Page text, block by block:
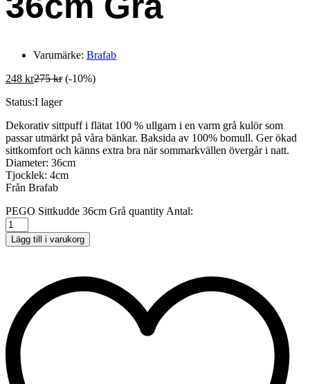
Varumärke: Brafab
248 kr275kr (-10%)
Status:I lager
Dekorativ sittpuff i flätat 100 % ullgarn i en varm grå kulör som
passar utmärkt på våra bänkar. Baksida av 100% bomull. Ger ökad
sittkomfort och känns extra bra när sommarkvällen övergår i natt.
Diameter: 36cm
Tjocklek: 4cm
Från Brafab
PEGO Sittkudde 36cm Grå quantity Antal:
Lägg till i varukorg